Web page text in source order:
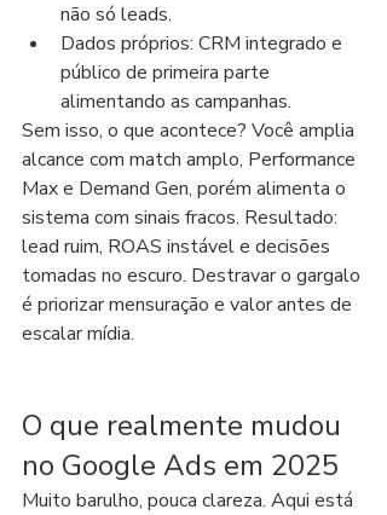
não só leads.
Dados próprios: CRM integrado e
público de primeira parte
alimentando as campanhas.
Sem isso, o que acontece? Você amplia
alcance com match amplo, Performance
Max e Demand Gen, porém alimenta o
sistema com sinais fracos. Resultado:
lead ruim, ROAS instável e decisões
tomadas no escuro. Destravar o gargalo
é priorizar mensuração e valor antes de
escalar mídia.
O que realmente mudou
no Google Ads em 2025
Muito barulho, pouca clareza. Aqui está